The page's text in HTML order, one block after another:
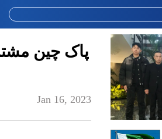
پاک چین
Jan 16, 2023